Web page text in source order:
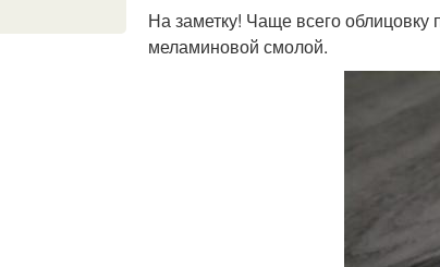
На заметку! Чаще всего
меламиновой смолой.